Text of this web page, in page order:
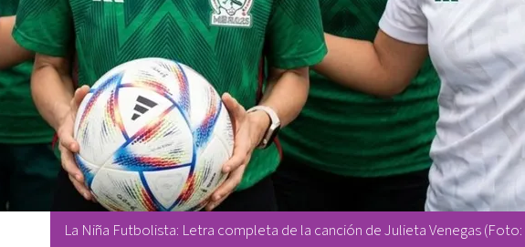
La Niña Futbolista: Letra completa de la canción de Julieta Venegas (Foto: